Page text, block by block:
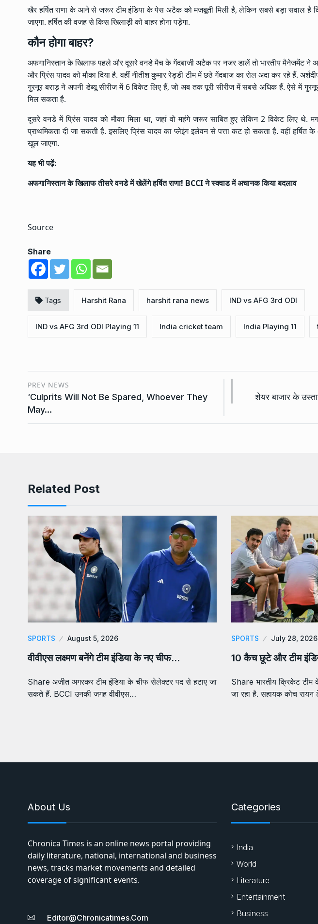
खैर हर्षित राणा के आने से जरूर टीम इंडिया के पेस अटैक को मजबूती मिली है, लेकिन सबसे बड़ा सवाल है
जाएगा. हर्षित की वजह से किस खिलाड़ी को बाहर होना पड़ेगा.
कौन होगा बाहर?
अफगानिस्तान के खिलाफ पहले और दूसरे वनडे मैच के गेंदबाजी अटैक पर नजर डालें तो भारतीय मैनेजमेंट ने
और प्रिंस यादव को मौका दिया है. वहीं नीतीश कुमार रेड्डी टीम में छठे गेंदबाज का रोल अदा कर रहे हैं.
गुरनूर बराड़ ने अपनी डेब्यू सीरीज में 6 विकेट लिए हैं, जो अब तक पूरी सीरीज में सबसे अधिक हैं. ऐसे में
मिल सकता है.
दूसरे वनडे में प्रिंस यादव को मौका मिला था, जहां वो महंगे जरूर साबित हुए लेकिन 2 विकेट लिए थे.
प्राथमिकता दी जा सकती है. इसलिए प्रिंस यादव का प्लेइंग इलेवन से पत्ता कट हो सकता है. वहीं
खुल जाएगा.
यह भी पढ़ें:
अफगानिस्तान के खिलाफ तीसरे वनडे में खेलेंगे हर्षित राणा! BCCI ने स्क्वाड में अचानक किया बदलाव
Source
Share
Tags Harshit Rana harshit rana news IND vs AFG 3rd ODI
IND vs AFG 3rd ODI Playing 11 India cricket team India Playing 11
PREV NEWS
‘Culprits Will Not Be Spared, Whoever They
May…
शेयर बाजार के
Related Post
SPORTS August 5, 2026
वीवीएस लक्ष्मण बनेंगे टीम इंडिया के नए चीफ…
Share अजीत अगरकर टीम इंडिया के चीफ सेलेक्टर पद से हटाए जा
सकते हैं. BCCI उनकी जगह वीवीएस…
SPORTS July 28, 2026
10 कैच छूटे और टीम
Share भारतीय क्रिकेट टीम
जा रहा है. सहायक कोच
About Us
Chronica Times is an online news portal providing
daily literature, national, international and business
news, tracks market movements and detailed
coverage of significant events.
Editor@chronicatimes.com
Categories
India
World
Literature
Entertainment
Business